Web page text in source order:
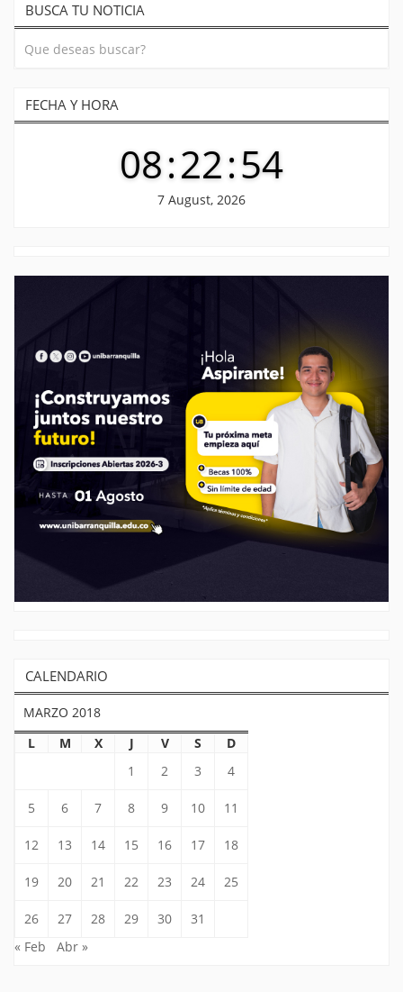
entradas
BUSCA TU NOTICIA
FECHA Y HORA
08:22:55
7 August, 2026
CALENDARIO
MARZO 2018
L
M X J V S
D
1
2 3 4
5 6 7 8 9 10 11
12 13 14 15 16 17 18
19 20 21 22 23 24 25
26 27 28 29 30
31
« Feb
Abr »